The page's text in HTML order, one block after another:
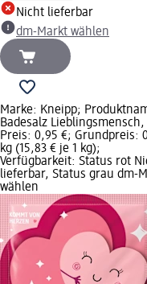
Nicht lieferbar
dm-Markt wählen
Marke: Kneipp;
Badesalz Lieblingsmensch,
Preis: 0,95 €; Grundpreis:
kg (15,83 € je 1 kg);
Verfügbarkeit: Status rot
lieferbar, Status grau dm-
wählen